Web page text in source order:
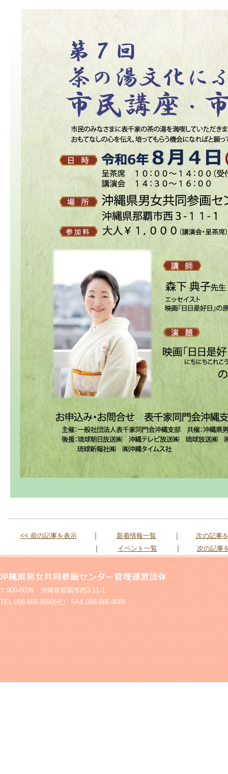
<< 前の記事を表示 ｜ 新着情報一覧 ｜ 次の記事
｜ イベント一覧 ｜ 次の記事
〒900-0036 沖縄県那覇市西3-11-1
TEL:098-866-9090(代） FAX:098-866-9088